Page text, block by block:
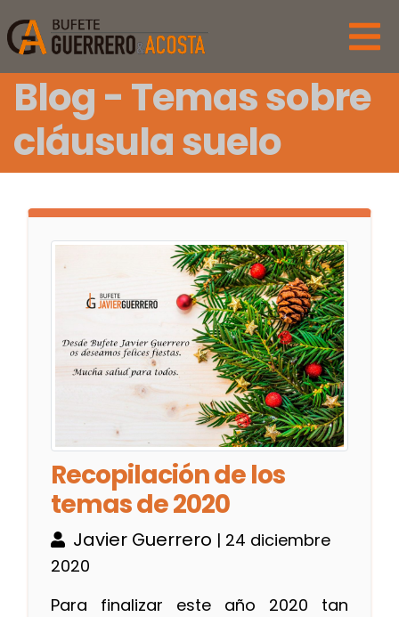
Blog - Temas sobre
cláusula suelo
Recopilación de los
temas de 2020
Javier Guerrero | 24 diciembre
2020
Para finalizar este año 2020 tan